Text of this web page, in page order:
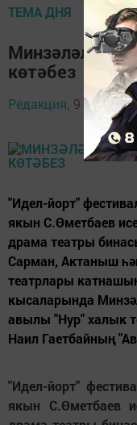
ТЕМА ДНЯ
көтәбез
Редакция, 9 ноября
"Идел-йорт"
якын С.Өметбаев
драма театры
Сарман, Актаныш
театрлары
кысаларында
авылы "Нур" халык
Наил Гаетбайның
"Идел-йорт"
якын С.Өметбаев